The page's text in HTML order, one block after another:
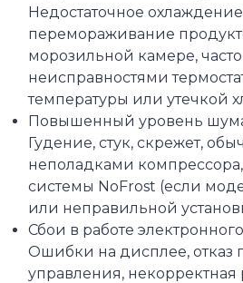
Недостаточное
перемораживание
морозильной камере,
неисправностями
температуры или утечкой
Повышенный уровень
Гудение, стук, скрежет,
неполадками
системы NoFrost (если
или неправильной
Сбои в работе
Ошибки на дисплее, отказ
управления, некорректная